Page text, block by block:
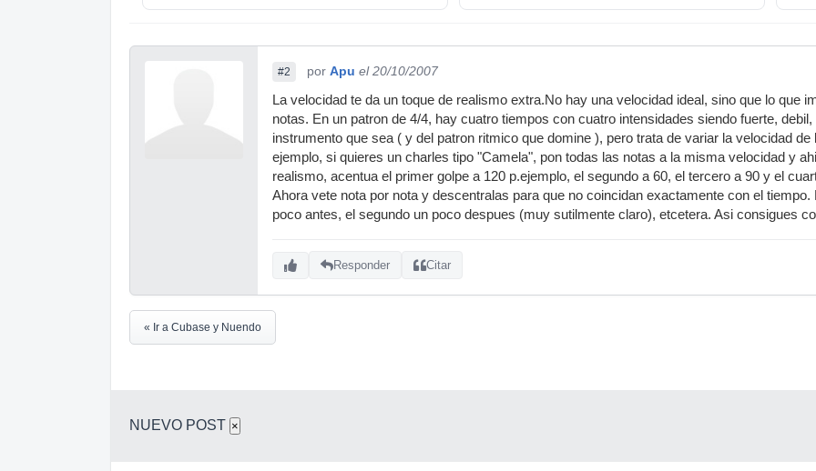
#2 por Apu el 20/10/2007
La velocidad te da un toque de realismo extra.No hay una velocidad ideal, sino que lo que
notas. En un patron de 4/4, hay cuatro tiempos con cuatro intensidades siendo fuerte,
instrumento que sea ( y del patron ritmico que domine ), pero trata de variar la velocidad
ejemplo, si quieres un charles tipo "Camela", pon todas las notas a la misma velocidad y
realismo, acentua el primer golpe a 120 p.ejemplo, el segundo a 60, el tercero a 90 y el
Ahora vete nota por nota y descentralas para que no coincidan exactamente con el
poco antes, el segundo un poco despues (muy sutilmente claro), etcetera. Asi consigues
Responder Citar
« Ir a Cubase y Nuendo
NUEVO POST ×